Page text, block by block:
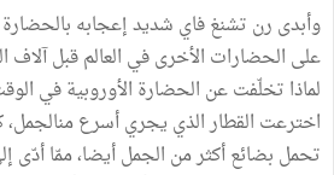
وأبدى رن تشنغ فاي شديد إعجابه بالحضارة
على الحضارات الأخرى في العالم قبل
لماذا تخلّفت عن الحضارة الأوروبية في
اخترعت القطار الذي يجري أسرع منالجمل،
تحمل بضائع أكثر من الجمل أيضا، ممّا أدّى